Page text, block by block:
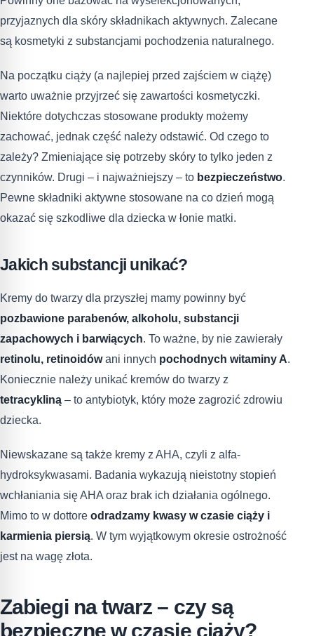
przyjaznych dla skóry składnikach aktywnych. Zalecane
są kosmetyki z substancjami pochodzenia naturalnego.
Na początku ciąży (a najlepiej przed zajściem w ciążę)
warto uważnie przyjrzeć się zawartości kosmetyczki.
Niektóre dotychczas stosowane produkty możemy
zachować, jednak część należy odstawić. Od czego to
zależy? Zmieniające się potrzeby skóry to tylko jeden z
czynników. Drugi – i najważniejszy – to bezpieczeństwo.
Pewne składniki aktywne stosowane na co dzień mogą
okazać się szkodliwe dla dziecka w łonie matki.
Jakich substancji unikać?
Kremy do twarzy dla przyszłej mamy powinny być
pozbawione parabenów, alkoholu, substancji
zapachowych i barwiących. To ważne, by nie zawierały
retinolu, retinoidówani innych pochodnych witaminy A.
Koniecznie należy unikać kremów do twarzy z
tetracykliną – to antybiotyk, który może zagrozić zdrowiu
dziecka.
Niewskazane są także kremy z AHA, czyli z alfa-
hydroksykwasami. Badania wykazują nieistotny stopień
wchłaniania się AHA oraz brak ich działania ogólnego.
Mimo to w dottore odradzamy kwasy w czasie ciąży i
karmienia piersią. W tym wyjątkowym okresie ostrożność
jest na wagę złota.
Zabiegi na twarz – czy są
bezpieczne w czasie ciąży?